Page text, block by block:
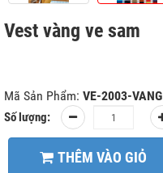
Vest vàng ve sam
Mã Sản Phẩm: VE-2003-VANG
Số lượng:
THÊM VÀO GIỎ